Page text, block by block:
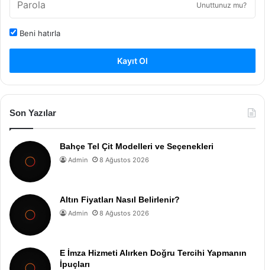
Unuttunuz mu?
Beni hatırla
Kayıt Ol
Son Yazılar
Bahçe Tel Çit Modelleri ve Seçenekleri
Admin 8 Ağustos 2026
Altın Fiyatları Nasıl Belirlenir?
Admin 8 Ağustos 2026
E İmza Hizmeti Alırken Doğru Tercihi Yapmanın
İpuçları